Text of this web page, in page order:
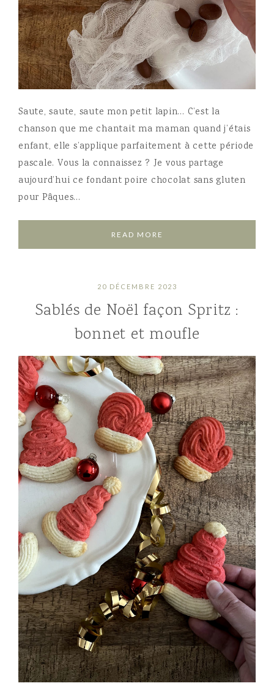
Saute, saute, saute mon petit lapin… C’est la
chanson que me chantait ma maman quand j’étais
enfant, elle s’applique parfaitement à cette période
pascale. Vous la connaissez ? Je vous partage
aujourd’hui ce fondant poire chocolat sans gluten
pour Pâques…
READ MORE
20 DÉCEMBRE 2023
Sablés de Noël façon Spritz :
bonnet et moufle